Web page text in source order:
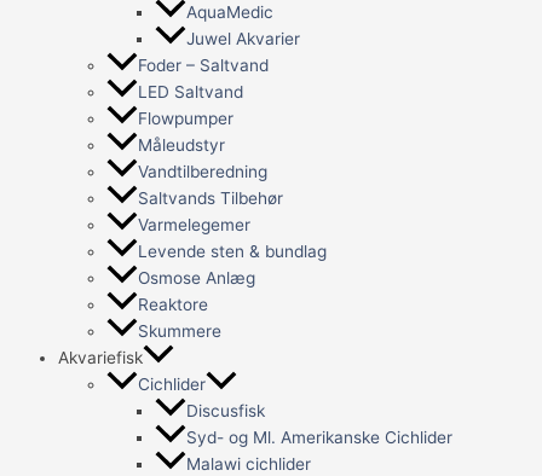
AquaMedic
Juwel Akvarier
Foder – Saltvand
LED Saltvand
Flowpumper
Måleudstyr
Vandtilberedning
Saltvands Tilbehør
Varmelegemer
Levende sten & bundlag
Osmose Anlæg
Reaktore
Skummere
Akvariefisk
Cichlider
Discusfisk
Syd- og Ml. Amerikanske Cichlider
Malawi cichlider